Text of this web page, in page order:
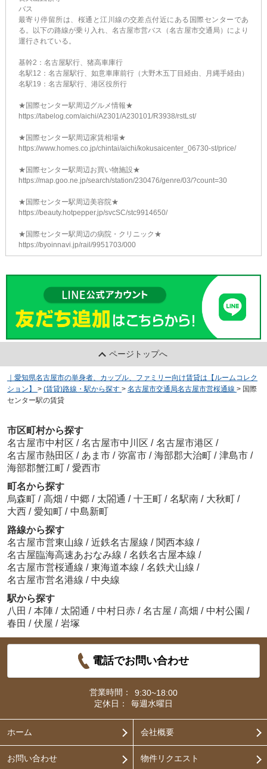
バス
最寄り停留所は、桜通と江川線の交差点付近にある国際センターであ
る。以下の路線が乗り入れ、名古屋市営バス（名古屋市交通局）により
運行されている。
基幹2：名古屋駅行、猪高車庫行
名駅12：名古屋駅行、如意車庫前行（大野木五丁目経由、月縄手経由）
名駅19：名古屋駅行、港区役所行
★国際センター駅周辺グルメ情報★
https://tabelog.com/aichi/A2301/A230101/R3938/rstLst/
★国際センター駅周辺家賃相場★
https://www.homes.co.jp/chintai/aichi/kokusaicenter_06730-st/price/
★国際センター駅周辺お買い物施設★
https://map.goo.ne.jp/search/station/230476/genre/03/?count=30
★国際センター駅周辺美容院★
https://beauty.hotpepper.jp/svcSC/stc9914650/
★国際センター駅周辺の病院・クリニック★
https://byoinnavi.jp/rail/9951703/000
ページトップへ
｜愛知県名古屋市の単身者、カップル、ファミリー向け賃貸は【ルームコレク
ション】
> (賃貸)路線・駅から探す > 名古屋市交通局名古屋市営桜通線 > 国際
センター駅の賃貸
市区町村から探す
名古屋市中村区 / 名古屋市中川区 / 名古屋市港区 /
名古屋市熱田区 / あま市 / 弥富市 / 海部郡大治町 / 津島市 /
海部郡蟹江町 / 愛西市
町名から探す
烏森町 / 高畑 / 中郷 / 太閤通 / 十王町 / 名駅南 / 大秋町 /
大西 / 愛知町 / 中島新町
路線から探す
名古屋市営東山線 / 近鉄名古屋線 / 関西本線 /
名古屋臨海高速あおなみ線 / 名鉄名古屋本線 /
名古屋市営桜通線 / 東海道本線 / 名鉄犬山線 /
名古屋市営名港線 / 中央線
駅から探す
八田 / 本陣 / 太閤通 / 中村日赤 / 名古屋 / 高畑 / 中村公園 /
春田 / 伏屋 / 岩塚
電話でお問い合わせ
営業時間：
9:30~18:00
定休日：
毎週水曜日
ホーム 会社概要
お問い合わせ 物件リクエスト